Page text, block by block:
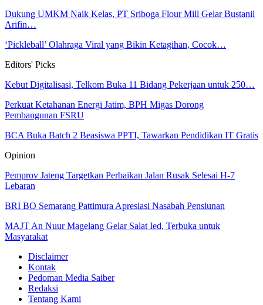
Dukung UMKM Naik Kelas, PT Sriboga Flour Mill Gelar Bustanil
Arifin…
‘Pickleball’ Olahraga Viral yang Bikin Ketagihan, Cocok…
Editors' Picks
Kebut Digitalisasi, Telkom Buka 11 Bidang Pekerjaan untuk 250…
Perkuat Ketahanan Energi Jatim, BPH Migas Dorong
Pembangunan FSRU
BCA Buka Batch 2 Beasiswa PPTI, Tawarkan Pendidikan IT Gratis
Opinion
Pemprov Jateng Targetkan Perbaikan Jalan Rusak Selesai H-7
Lebaran
BRI BO Semarang Pattimura Apresiasi Nasabah Pensiunan
MAJT An Nuur Magelang Gelar Salat Ied, Terbuka untuk
Masyarakat
Disclaimer
Kontak
Pedoman Media Saiber
Redaksi
Tentang Kami